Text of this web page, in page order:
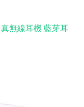
無線耳機 藍芽耳